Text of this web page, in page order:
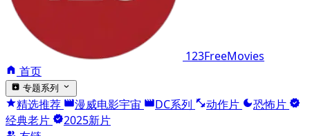
123FreeMovies
首页
专题系列
精选推荐 漫威电影宇宙 DC系列 动作片
恐怖片
经典老片
2025新片